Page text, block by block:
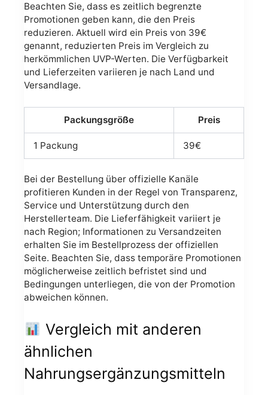
Beachten Sie, dass es zeitlich begrenzte
Promotionen geben kann, die den Preis
reduzieren. Aktuell wird ein Preis von 39€
genannt, reduzierten Preis im Vergleich zu
herkömmlichen UVP-Werten. Die Verfügbarkeit
und Lieferzeiten variieren je nach Land und
Versandlage.
Packungsgröße Preis
1 Packung 39€
Bei der Bestellung über offizielle Kanäle
profitieren Kunden in der Regel von Transparenz,
Service und Unterstützung durch den
Herstellerteam. Die Lieferfähigkeit variiert je
nach Region; Informationen zu Versandzeiten
erhalten Sie im Bestellprozess der offiziellen
Seite. Beachten Sie, dass temporäre Promotionen
möglicherweise zeitlich befristet sind und
Bedingungen unterliegen, die von der Promotion
abweichen können.
Vergleich mit anderen
ähnlichen
Nahrungsergänzungsmitteln